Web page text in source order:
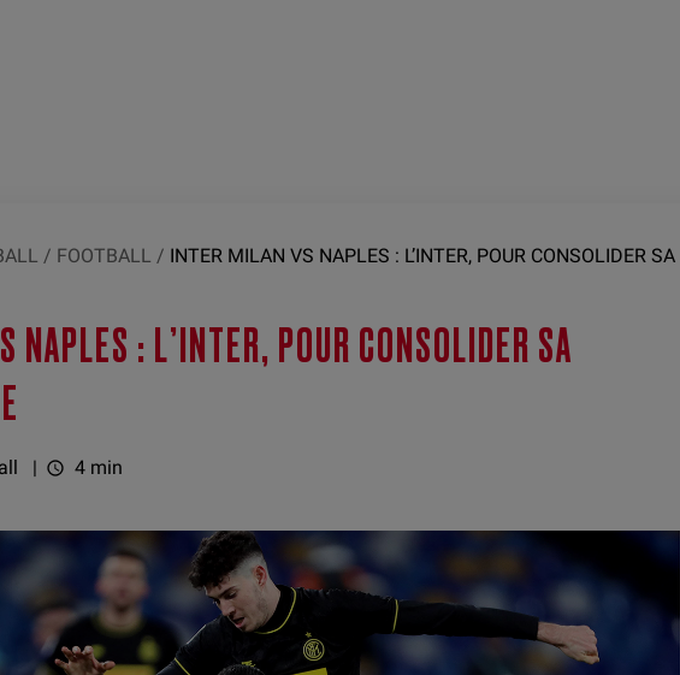
/ FOOTBALL / INTER MILAN VS NAPLES : L’INTER, POUR CONSOLIDER SA
NAPLES : L’INTER, POUR CONSOLIDER SA
watch_later 4 min